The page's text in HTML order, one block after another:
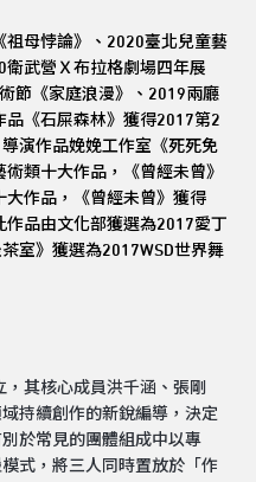
母悖論》、2020臺北兒童藝
武營Ｘ布拉格劇場四年展
節《家庭浪漫》、2019兩廳
品《石屎森林》獲得2017第2
演作品娩娩工作室《死死免
類十大作品，《曾經未曾》
大作品，《曾經未曾》獲得
品由文化部獲選為2017愛丁
室》獲選為2017WSD世界舞
其核心成員洪千涵、張剛
持續創作的新銳編導，決定
於常見的團體組成中以專
式，將三人同時置放於「作